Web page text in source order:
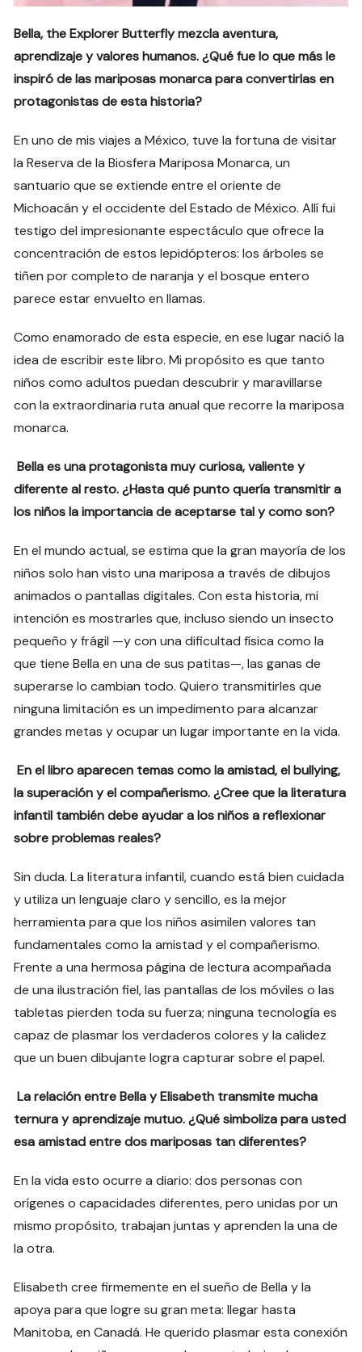
Bella, the Explorer Butterfly mezcla aventura,
aprendizaje y valores humanos. ¿Qué fue lo que más le
inspiró de las mariposas monarca para convertirlas en
protagonistas de esta historia?
En uno de mis viajes a México, tuve la fortuna de visitar
la Reserva de la Biosfera Mariposa Monarca, un
santuario que se extiende entre el oriente de
Michoacán y el occidente del Estado de México. Allí fui
testigo del impresionante espectáculo que ofrece la
concentración de estos lepidópteros: los árboles se
tiñen por completo de naranja y el bosque entero
parece estar envuelto en llamas.
Como enamorado de esta especie, en ese lugar nació la
idea de escribir este libro. Mi propósito es que tanto
niños como adultos puedan descubrir y maravillarse
con la extraordinaria ruta anual que recorre la mariposa
monarca.
Bella es una protagonista muy curiosa, valiente y
diferente al resto. ¿Hasta qué punto quería transmitir a
los niños la importancia de aceptarse tal y como son?
En el mundo actual, se estima que la gran mayoría de los
niños solo han visto una mariposa a través de dibujos
animados o pantallas digitales. Con esta historia, mi
intención es mostrarles que, incluso siendo un insecto
pequeño y frágil —y con una dificultad física como la
que tiene Bella en una de sus patitas—, las ganas de
superarse lo cambian todo. Quiero transmitirles que
ninguna limitación es un impedimento para alcanzar
grandes metas y ocupar un lugar importante en la vida.
En el libro aparecen temas como la amistad, el bullying,
la superación y el compañerismo. ¿Cree que la literatura
infantil también debe ayudar a los niños a reflexionar
sobre problemas reales?
Sin duda. La literatura infantil, cuando está bien cuidada
y utiliza un lenguaje claro y sencillo, es la mejor
herramienta para que los niños asimilen valores tan
fundamentales como la amistad y el compañerismo.
Frente a una hermosa página de lectura acompañada
de una ilustración fiel, las pantallas de los móviles o las
tabletas pierden toda su fuerza; ninguna tecnología es
capaz de plasmar los verdaderos colores y la calidez
que un buen dibujante logra capturar sobre el papel.
La relación entre Bella y Elisabeth transmite mucha
ternura y aprendizaje mutuo. ¿Qué simboliza para usted
esa amistad entre dos mariposas tan diferentes?
En la vida esto ocurre a diario: dos personas con
orígenes o capacidades diferentes, pero unidas por un
mismo propósito, trabajan juntas y aprenden la una de
la otra.
Elisabeth cree firmemente en el sueño de Bella y la
apoya para que logre su gran meta: llegar hasta
Manitoba, en Canadá. He querido plasmar esta conexión